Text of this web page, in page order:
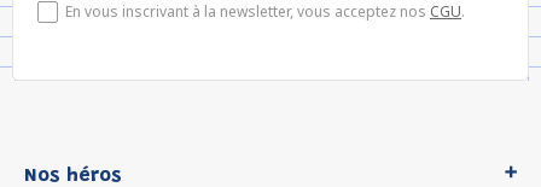
En vous inscrivant à la newsletter, vous acceptez nos CGU.
Nos héros